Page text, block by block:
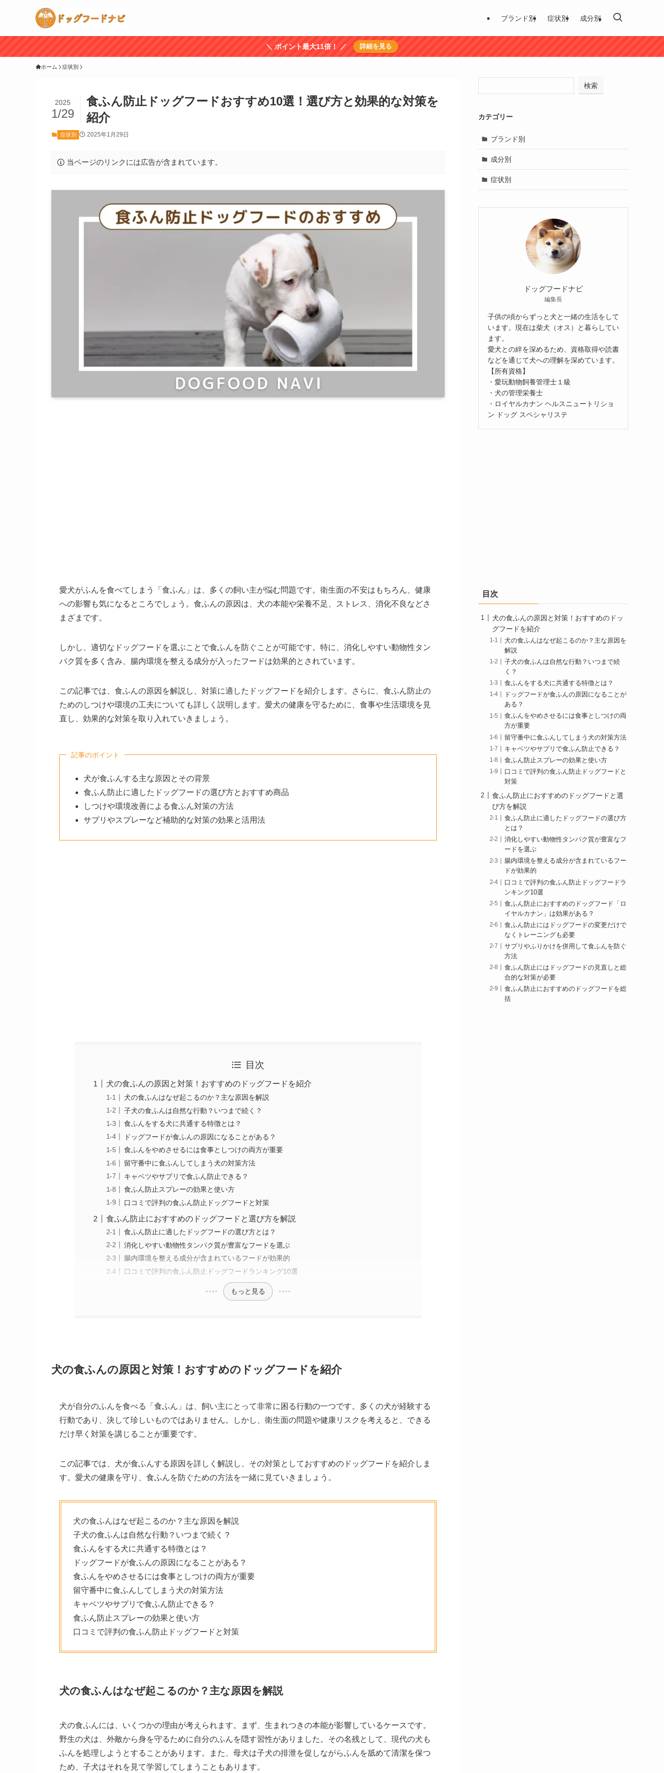
ブランド別 症状別 成分別
＼ ポイント最大11倍！ ／ 詳細を見る
ホーム 症状別
食ふん防止ドッグフードおすすめ10選！選び方と効果的な対策を
紹介
2025
1/29
症状別 2025年1月29日
当ページのリンクには広告が含まれています。
愛犬がふんを食べてしまう「食ふん」は、多くの飼い主が悩む問題です。衛生面の不安はもちろん、健康
への影響も気になるところでしょう。食ふんの原因は、犬の本能や栄養不足、ストレス、消化不良などさ
まざまです。
しかし、適切なドッグフードを選ぶことで食ふんを防ぐことが可能です。特に、消化しやすい動物性タン
パク質を多く含み、腸内環境を整える成分が入ったフードは効果的とされています。
この記事では、食ふんの原因を解説し、対策に適したドッグフードを紹介します。さらに、食ふん防止の
ためのしつけや環境の工夫についても詳しく説明します。愛犬の健康を守るために、食事や生活環境を見
直し、効果的な対策を取り入れていきましょう。
記事のポイント
犬が食ふんする主な原因とその背景
食ふん防止に適したドッグフードの選び方とおすすめ商品
しつけや環境改善による食ふん対策の方法
サプリやスプレーなど補助的な対策の効果と活用法
目次
犬の食ふんの原因と対策！おすすめのドッグフードを紹介
犬の食ふんはなぜ起こるのか？主な原因を解説
子犬の食ふんは自然な行動？いつまで続く？
食ふんをする犬に共通する特徴とは？
ドッグフードが食ふんの原因になることがある？
食ふんをやめさせるには食事としつけの両方が重要
留守番中に食ふんしてしまう犬の対策方法
キャベツやサプリで食ふん防止できる？
食ふん防止スプレーの効果と使い方
口コミで評判の食ふん防止ドッグフードと対策
食ふん防止におすすめのドッグフードと選び方を解説
食ふん防止に適したドッグフードの選び方とは？
消化しやすい動物性タンパク質が豊富なフードを選ぶ
腸内環境を整える成分が含まれているフードが効果的
口コミで評判の食ふん防止ドッグフードランキング10選
もっと見る
犬の食ふんの原因と対策！おすすめのドッグフードを紹介
犬が自分のふんを食べる「食ふん」は、飼い主にとって非常に困る行動の一つです。多くの犬が経験する
行動であり、決して珍しいものではありません。しかし、衛生面の問題や健康リスクを考えると、できる
だけ早く対策を講じることが重要です。
この記事では、犬が食ふんする原因を詳しく解説し、その対策としておすすめのドッグフードを紹介しま
す。愛犬の健康を守り、食ふんを防ぐための方法を一緒に見ていきましょう。
犬の食ふんはなぜ起こるのか？主な原因を解説
子犬の食ふんは自然な行動？いつまで続く？
食ふんをする犬に共通する特徴とは？
ドッグフードが食ふんの原因になることがある？
食ふんをやめさせるには食事としつけの両方が重要
留守番中に食ふんしてしまう犬の対策方法
キャベツやサプリで食ふん防止できる？
食ふん防止スプレーの効果と使い方
口コミで評判の食ふん防止ドッグフードと対策
犬の食ふんはなぜ起こるのか？主な原因を解説
犬の食ふんには、いくつかの理由が考えられます。まず、生まれつきの本能が影響しているケースです。
野生の犬は、外敵から身を守るために自分のふんを隠す習性がありました。その名残として、現代の犬も
ふんを処理しようとすることがあります。また、母犬は子犬の排泄を促しながらふんを舐めて清潔を保つ
ため、子犬はそれを見て学習してしまうこともあります。
検索
カテゴリー
ブランド別
成分別
症状別
ドッグフードナビ
編集長
子供の頃からずっと犬と一緒の生活をして
います。現在は柴犬（オス）と暮らしてい
ます。
愛犬との絆を深めるため、資格取得や読書
などを通じて犬への理解を深めています。
【所有資格】
・愛玩動物飼養管理士１級
・犬の管理栄養士
・ロイヤルカナン ヘルスニュートリショ
ン ドッグ スペシャリステ
目次
犬の食ふんの原因と対策！おすすめのドッ
グフードを紹介
犬の食ふんはなぜ起こるのか？主な原因を
解説
子犬の食ふんは自然な行動？いつまで続
く？
食ふんをする犬に共通する特徴とは？
ドッグフードが食ふんの原因になることが
ある？
食ふんをやめさせるには食事としつけの両
方が重要
留守番中に食ふんしてしまう犬の対策方法
キャベツやサプリで食ふん防止できる？
食ふん防止スプレーの効果と使い方
口コミで評判の食ふん防止ドッグフードと
対策
食ふん防止におすすめのドッグフードと選
び方を解説
食ふん防止に適したドッグフードの選び方
とは？
消化しやすい動物性タンパク質が豊富なフ
ードを選ぶ
腸内環境を整える成分が含まれているフー
ドが効果的
口コミで評判の食ふん防止ドッグフードラ
ンキング10選
食ふん防止におすすめのドッグフード「ロ
イヤルカナン」は効果がある？
食ふん防止にはドッグフードの変更だけで
なくトレーニングも必要
サプリやふりかけを併用して食ふんを防ぐ
方法
食ふん防止にはドッグフードの見直しと総
合的な対策が必要
食ふん防止におすすめのドッグフードを総
括